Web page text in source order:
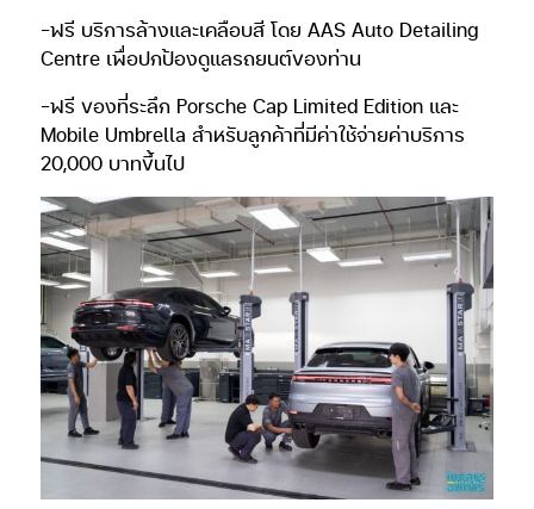
-ฟรี บริการล้างและเคลือบสี โดย AAS Auto Detailing
Centre เพื่อปกป้องดูแลรถยนต์ของท่าน
-ฟรี ของที่ระลึก Porsche Cap Limited Edition และ
Mobile Umbrella สำหรับลูกค้าที่มีค่าใช้จ่ายค่าบริการ
20,000 บาทขึ้นไป